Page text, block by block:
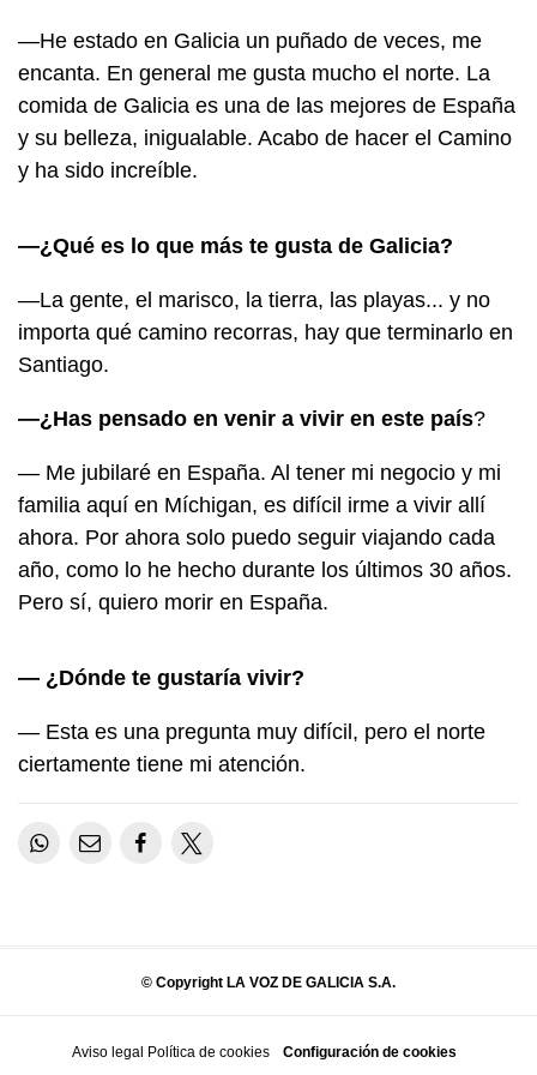
—He estado en Galicia un puñado de veces, me
encanta. En general me gusta mucho el norte. La
comida de Galicia es una de las mejores de España
y su belleza, inigualable. Acabo de hacer el Camino
y ha sido increíble.
—¿Qué es lo que más te gusta de Galicia?
—La gente, el marisco, la tierra, las playas... y no
importa qué camino recorras, hay que terminarlo en
Santiago.
—¿Has pensado en venir a vivir en este país?
— Me jubilaré en España. Al tener mi negocio y mi
familia aquí en Míchigan, es difícil irme a vivir allí
ahora. Por ahora solo puedo seguir viajando cada
año, como lo he hecho durante los últimos 30 años.
Pero sí, quiero morir en España.
— ¿Dónde te gustaría vivir?
— Esta es una pregunta muy difícil, pero el norte
ciertamente tiene mi atención.
© Copyright LA VOZ DE GALICIA S.A.
Aviso legal Política de cookies Configuración de cookies